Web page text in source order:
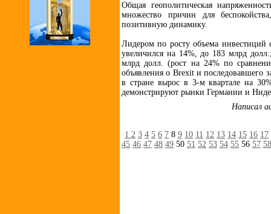
Общая геополитическая
множество причин для
позитивную динамику.
Лидером по росту объема инвестиций
увеличился на 14%, до 183 млрд
млрд долл. (рост на 24% по
объявления о Brexit и последовавшего
в стране вырос в 3-м квартале на
демонстрируют рынки Германии и
Написал
1 2 3 4 5 6 7 8 9 10 11 12 13 14 15 16 17
45 46 47 48 49 50 51 52 53 54 55 56 57 58